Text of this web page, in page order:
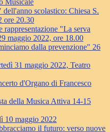
Musicale
scolastico: Chiesa S.
ore 20.30
"La serva
maggio 2022, ore 18.00
dalla prevenzione" 26
31 maggio 2022, Teatro
d'Organo di Francesco
della Musica Attiva 14-15
10 maggio 2022
il futuro: verso nuove